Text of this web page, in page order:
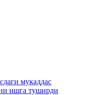
муқаддас
ишга туширди